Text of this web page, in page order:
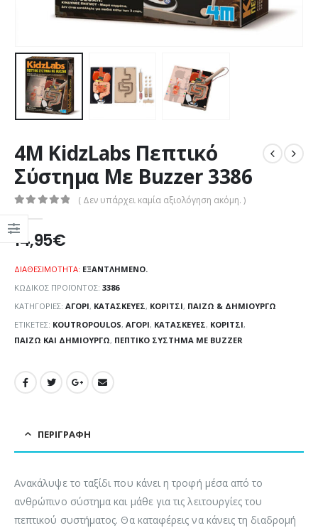
4M KidzLabs Πεπτικό
Σύστημα Με Buzzer 3386
( Δεν υπάρχει καμία αξιολόγηση ακόμη. )
14,95€
ΔΙΑΘΕΣΙΜΌΤΗΤΑ: ΕΞΑΝΤΛΗΜΈΝΟ.
ΚΩΔΙΚΌΣ ΠΡΟΪΌΝΤΟΣ: 3386
ΚΑΤΗΓΟΡΊΕΣ: ΑΓΌΡΙ, ΚΑΤΑΣΚΕΥΈΣ, ΚΟΡΊΤΣΙ, ΠΑΊΖΩ & ΔΗΜΙΟΥΡΓΏ
ΕΤΙΚΈΤΕΣ: KOUTROPOULOS, ΑΓΌΡΙ, ΚΑΤΑΣΚΕΥΈΣ, ΚΟΡΊΤΣΙ,
ΠΑΊΖΩ ΚΑΙ ΔΗΜΙΟΥΡΓΏ, ΠΕΠΤΙΚΌ ΣΎΣΤΗΜΑ ΜΕ BUZZER
ΠΕΡΙΓΡΑΦΉ
Ανακάλυψε το ταξίδι που κάνει η τροφή μέσα από το
ανθρώπινο σύστημα και μάθε για τις λειτουργίες του
πεπτικού συστήματος. Θα καταφέρεις να κάνεις τη διαδρομή